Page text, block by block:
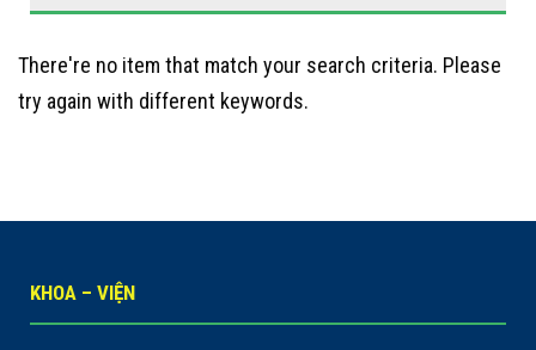
There're no item that match your search criteria. Please
try again with different keywords.
KHOA – VIỆN